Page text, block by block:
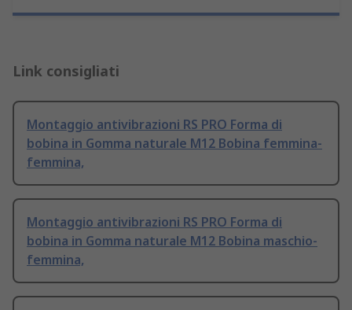
Link consigliati
Montaggio antivibrazioni RS PRO Forma di
bobina in Gomma naturale M12 Bobina femmina-
femmina,
Montaggio antivibrazioni RS PRO Forma di
bobina in Gomma naturale M12 Bobina maschio-
femmina,